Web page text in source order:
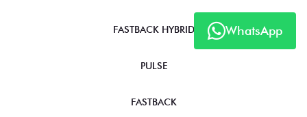
WhatsApp
FASTBACK HYBRID
PULSE
FASTBACK